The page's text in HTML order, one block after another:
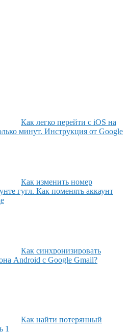
Как легко перейти с iOS на
минут. Инструкция от Google
Как изменить номер
гугл. Как поменять аккаунт
Как синхронизировать
Android с Google Gmail?
Как найти потерянный
1